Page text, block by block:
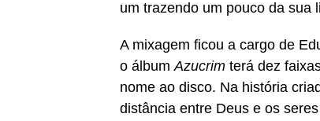
um trazendo um pouco da sua
A mixagem ficou a cargo de
o álbumAzucrim terá dez
nome ao disco. Na história
distância entre Deus e os